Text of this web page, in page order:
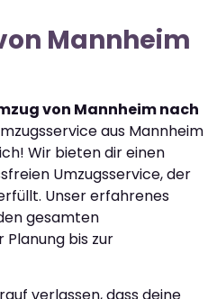
Mannheim
von Mannheim nach
aus Mannheim
Wir bieten dir einen
Umzugsservice, der
Unser erfahrenes
gesamten
Planung bis zur